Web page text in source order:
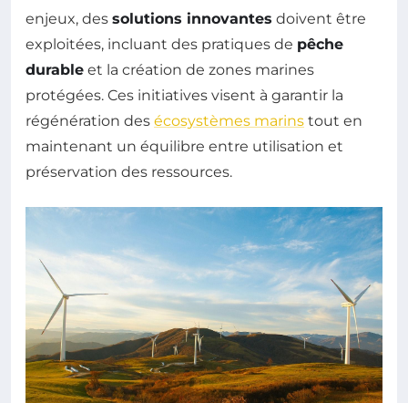
enjeux, des solutions innovantes doivent être
exploitées, incluant des pratiques de pêche
durable et la création de zones marines
protégées. Ces initiatives visent à garantir la
régénération des écosystèmes marins tout en
maintenant un équilibre entre utilisation et
préservation des ressources.